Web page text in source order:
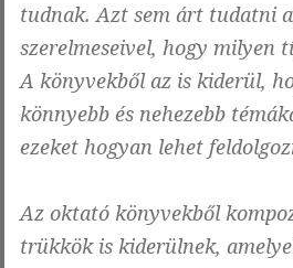
tudnak. Azt sem árt tudatni
szerelmeseivel, hogy milyen
A könyvekből az is kiderül,
könnyebb és nehezebb
ezeket hogyan lehet
Az oktató könyvekből
trükkök is kiderülnek,